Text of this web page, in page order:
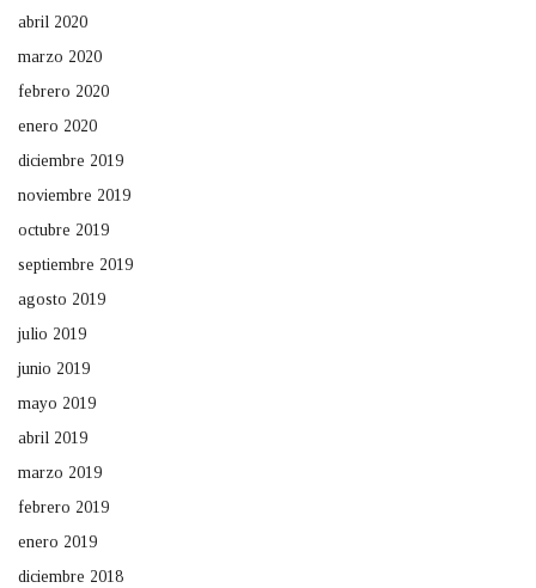
abril 2020
marzo 2020
febrero 2020
enero 2020
diciembre 2019
noviembre 2019
octubre 2019
septiembre 2019
agosto 2019
julio 2019
junio 2019
mayo 2019
abril 2019
marzo 2019
febrero 2019
enero 2019
diciembre 2018